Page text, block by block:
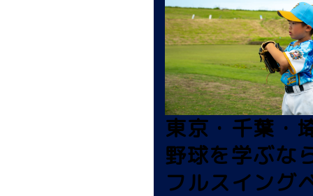
東京・千葉・
野球を学ぶな
フルスイング